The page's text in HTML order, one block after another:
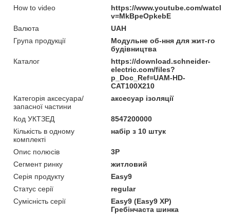
How to video
https://www.youtube.com/watch?
v=MkBpeOpkebE
Валюта
UAH
Група продукції
Модульне об-ння для жит-го
будівництва
Каталог
https://download.schneider-
electric.com/files?
p_Doc_Ref=UAM-HD-
CAT100X210
Категорія аксесуара/
запасної частини
аксесуар ізоляції
Код УКТЗЕД
8547200000
Кількість в одному
комплекті
набір з 10 штук
Опис полюсів
3P
Сегмент ринку
житловий
Серія продукту
Easy9
Статус серії
regular
Сумісність серії
Easy9 (Easy9 XP)
Гребінчаста шинка